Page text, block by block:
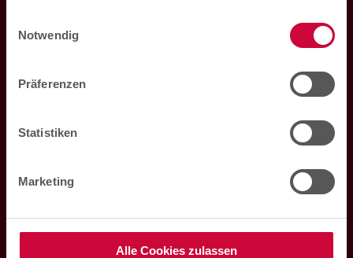
notwendigen Cookies zustimmen
hier Ihre
Notwendig
Präferenzen
Statistiken
Marketing
Alle Cookies zulassen
Loddenheide 5
Münster
Mo. bis Sa. 08:00 Uhr bis 20:00 Uhr
E-Mail:marktkauf@hza.de